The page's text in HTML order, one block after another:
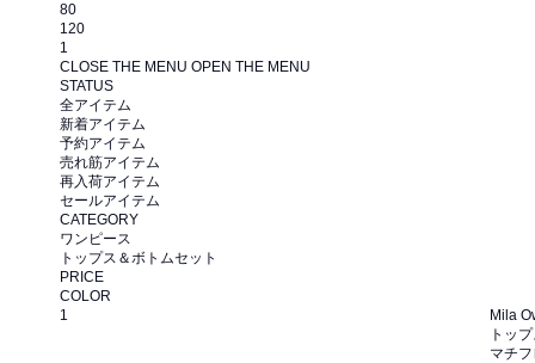
80
120
1
CLOSE THE MENU OPEN THE MENU
STATUS
全アイテム
新着アイテム
予約アイテム
売れ筋アイテム
再入荷アイテム
セールアイテム
CATEGORY
ワンピース
トップス＆ボトムセット
PRICE
COLOR
Mila
トッ
マチ
1